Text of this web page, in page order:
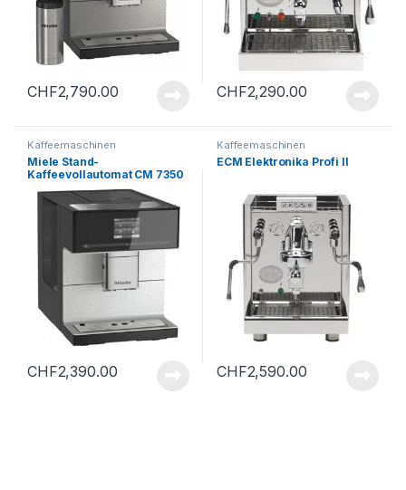
CHF2,790.00 CHF2,290.00
Kaffeemaschinen
Miele Stand-
Kaffeevollautomat CM 7350
CHF2,390.00
Kaffeemaschinen
ECM Elektronika Profi II
CHF2,590.00